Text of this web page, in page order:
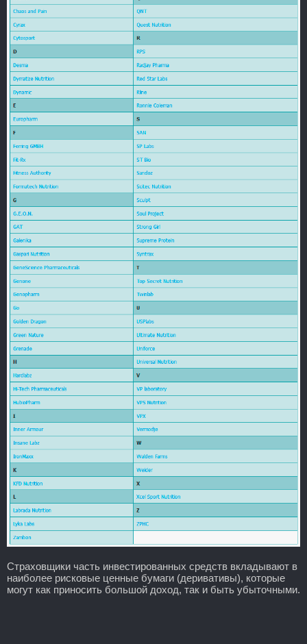
Страховщики часть инвестированных средств вкладывают в
наиболее рисковые ценные бумаги (деривативы), которые
могут как приносить большой доход, так и быть убыточными.